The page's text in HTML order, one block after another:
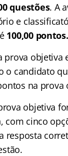
questões. A
e
100,00 pontos.
prova objetiva
o candidato
na prova
objetiva
cinco
resposta